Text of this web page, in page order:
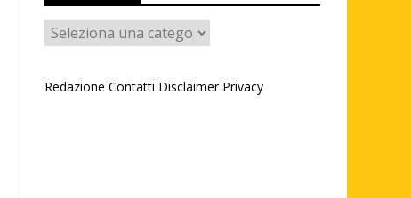
Categorie
Redazione Contatti Disclaimer Privacy